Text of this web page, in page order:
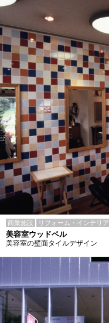
商業施設 リフォーム・インテリア
美容室ウッドベル
美容室の壁面タイルデザイン